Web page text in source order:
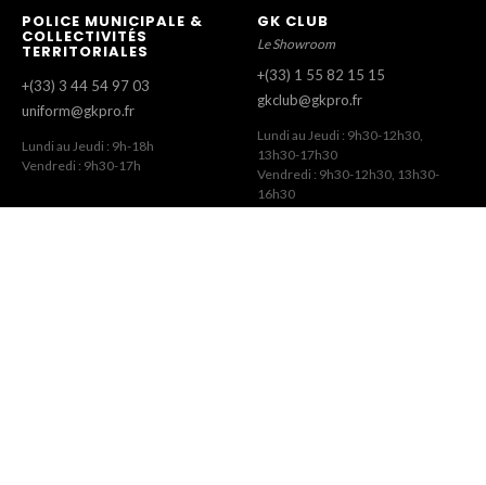
POLICE MUNICIPALE &
COLLECTIVITÉS
TERRITORIALES
+(33) 3 44 54 97 03
uniform@gkpro.fr
Lundi au Jeudi : 9h-18h
Vendredi : 9h30-17h
GK CLUB
Le Showroom
+(33) 1 55 82 15 15
gkclub@gkpro.fr
Lundi au Jeudi : 9h30-12h30,
13h30-17h30
Vendredi : 9h30-12h30, 13h30-
16h30